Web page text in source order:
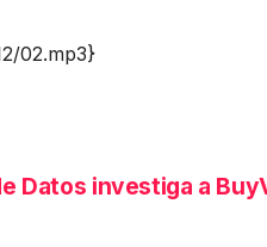
02.mp3}
Datos investiga a